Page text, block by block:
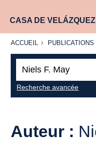
CASA DE VELÁZQUEZ
ACCUEIL
ACCUEIL PUBLICATIONS
PUBLICATIONS
Recherche avancée
Auteur :